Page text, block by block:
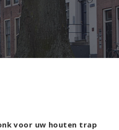
voor uw houten trap